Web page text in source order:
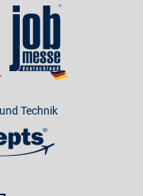
Technik